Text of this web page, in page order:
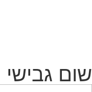
גבישי